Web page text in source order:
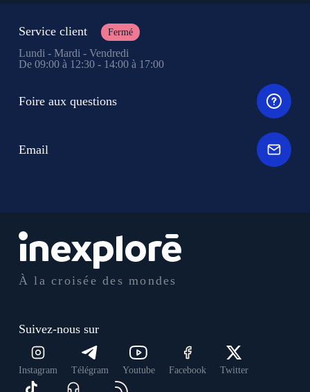
À la croisée des mondes
Suivez-nous sur
Instagram Télégram Youtube Facebook Twitter
Service client Fermé
Lundi - Mardi - Vendredi
De 09:00 à 12:30 - 14:00 à 17:00
Foire aux questions
Email